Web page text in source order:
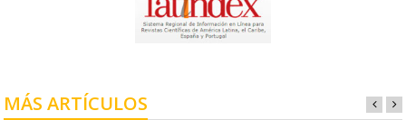
MÁS ARTÍCULOS